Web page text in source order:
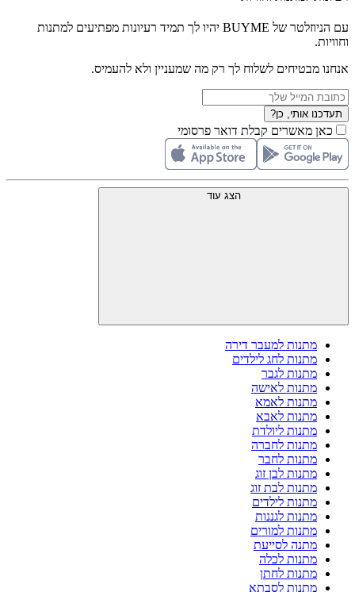
עם הניוזלטר של BUYME יהיו לך תמיד רעיונות מפתיעים למתנות
וחוויות.
אנחנו מבטיחים לשלוח לך רק מה שמעניין ולא להעמיס.
תעדכנו אותי, כן?
כאן מאשרים קבלת דואר פרסומי
הצג עוד
מתנות למעבר דירה
מתנות לחג לילדים
מתנות לגבר
מתנות לאישה
מתנות לאמא
מתנות לאבא
מתנות ליולדת
מתנות לחברה
מתנות לחבר
מתנות לבן זוג
מתנות לבת זוג
מתנות לילדים
מתנות לגננות
מתנות למורים
מתנה לסייעת
מתנות לכלה
מתנות לחתן
מתנות לסבתא